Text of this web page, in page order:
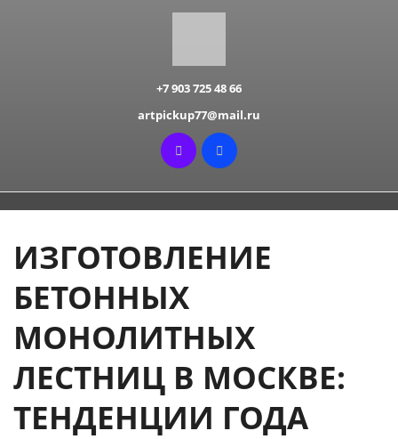
+7 903 725 48 66
artpickup77@mail.ru
ИЗГОТОВЛЕНИЕ
БЕТОННЫХ
МОНОЛИТНЫХ
ЛЕСТНИЦ В МОСКВЕ:
ТЕНДЕНЦИИ ГОДА